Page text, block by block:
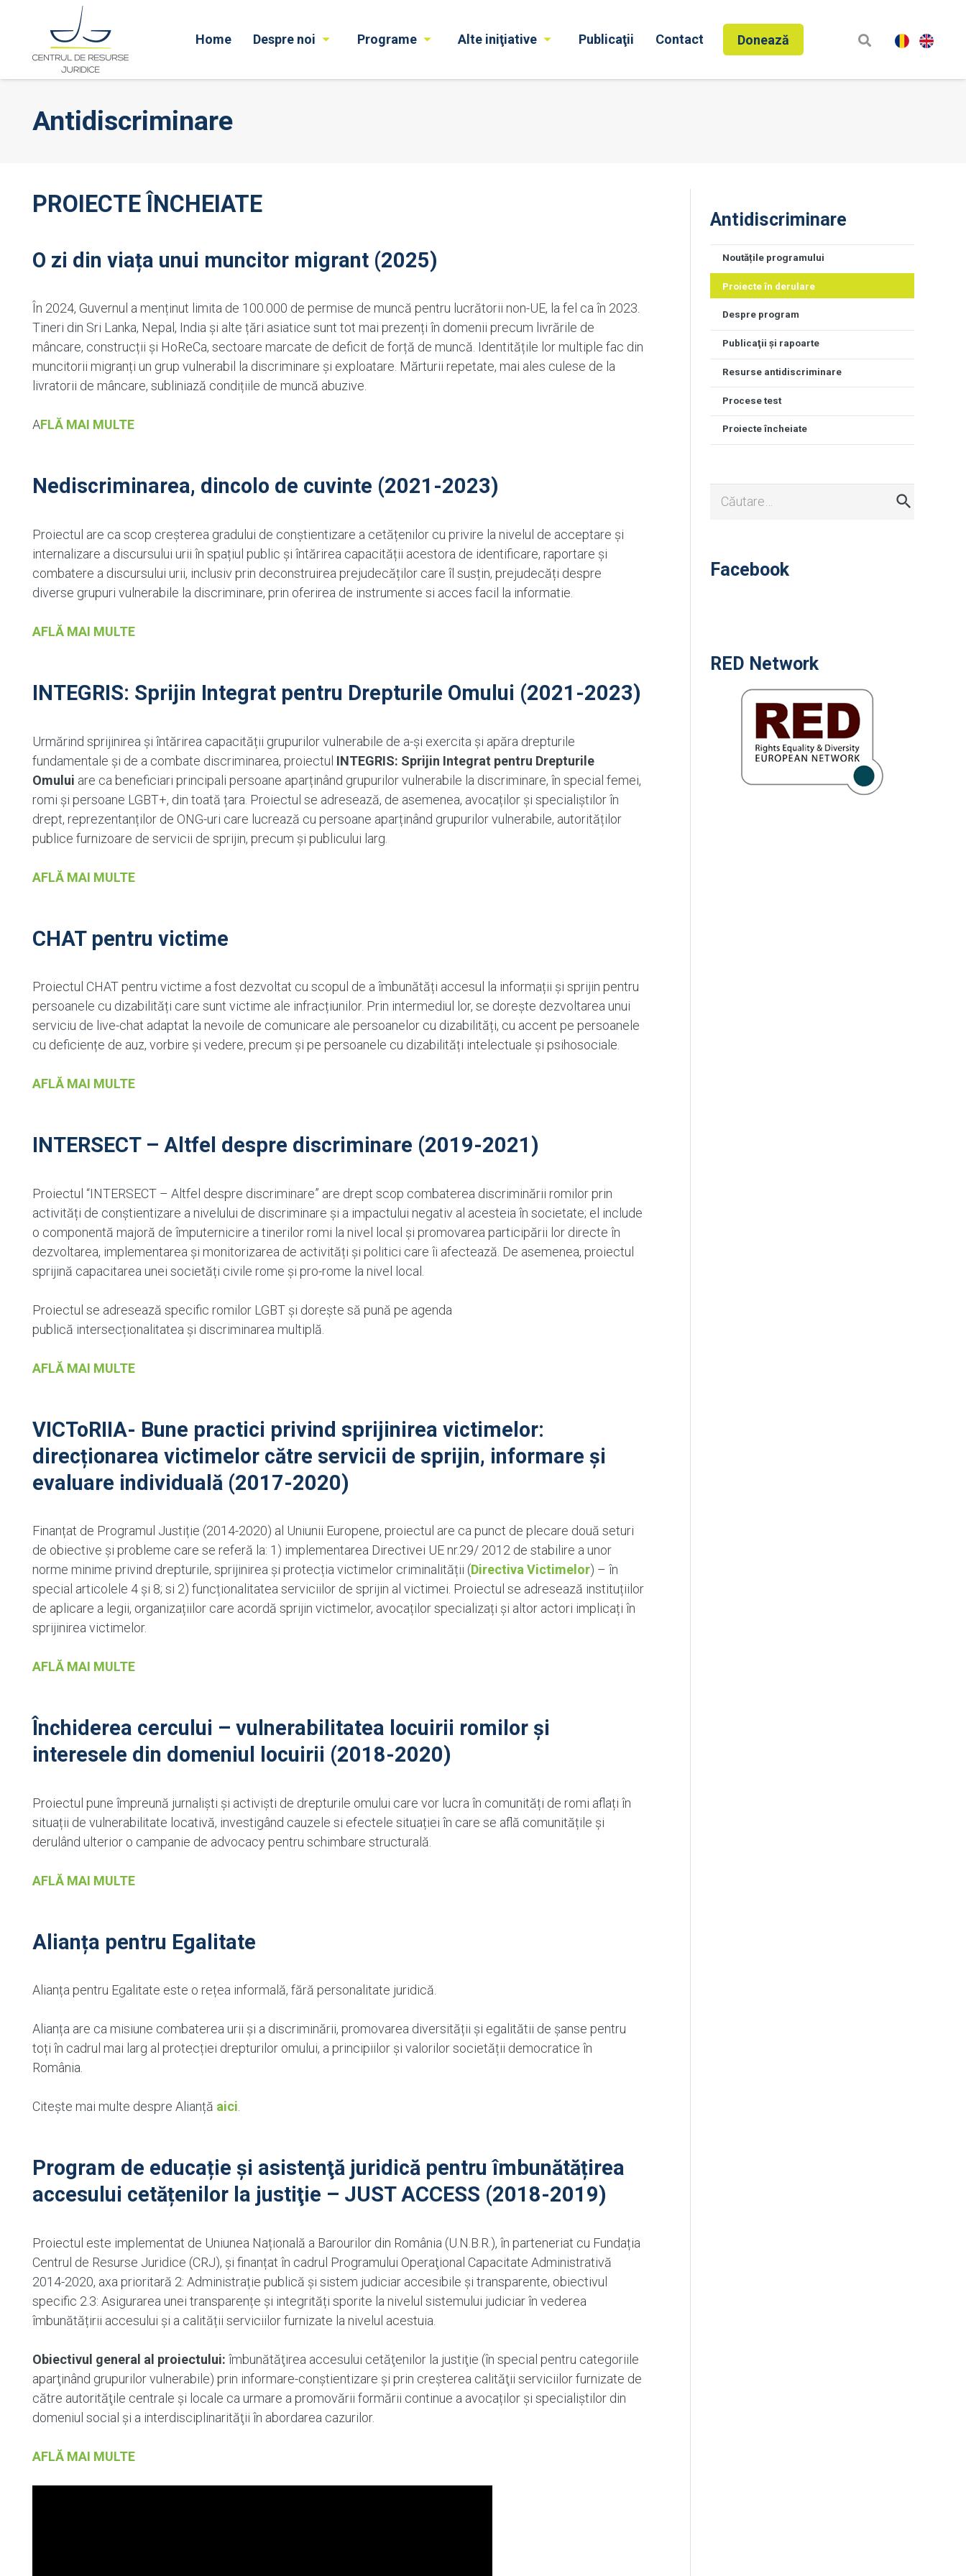
Home Despre noi Programe Alte iniţiative Publicaţii Contact Donează
Antidiscriminare
PROIECTE ÎNCHEIATE
O zi din viața unui muncitor migrant (2025)
În 2024, Guvernul a menținut limita de 100.000 de permise de muncă pentru lucrătorii non-UE, la fel ca în 2023.
Tineri din Sri Lanka, Nepal, India și alte țări asiatice sunt tot mai prezenți în domenii precum livrările de
mâncare, construcții și HoReCa, sectoare marcate de deficit de forță de muncă. Identitățile lor multiple fac din
muncitorii migranți un grup vulnerabil la discriminare și exploatare. Mărturii repetate, mai ales culese de la
livratorii de mâncare, subliniază condițiile de muncă abuzive.
AFLĂ MAI MULTE
Nediscriminarea, dincolo de cuvinte (2021-2023)
Proiectul are ca scop creșterea gradului de conștientizare a cetățenilor cu privire la nivelul de acceptare și
internalizare a discursului urii în spațiul public și întărirea capacității acestora de identificare, raportare și
combatere a discursului urii, inclusiv prin deconstruirea prejudecăților care îl susțin, prejudecăți despre
diverse grupuri vulnerabile la discriminare, prin oferirea de instrumente si acces facil la informatie.
AFLĂ MAI MULTE
INTEGRIS: Sprijin Integrat pentru Drepturile Omului (2021-2023)
Urmărind sprijinirea și întărirea capacității grupurilor vulnerabile de a-și exercita și apăra drepturile
fundamentale și de a combate discriminarea, proiectul INTEGRIS: Sprijin Integrat pentru Drepturile
Omului are ca beneficiari principali persoane aparținând grupurilor vulnerabile la discriminare, în special femei,
romi și persoane LGBT+, din toată țara. Proiectul se adresează, de asemenea, avocaților și specialiștilor în
drept, reprezentanților de ONG-uri care lucrează cu persoane aparținând grupurilor vulnerabile, autorităților
publice furnizoare de servicii de sprijin, precum și publicului larg.
AFLĂ MAI MULTE
CHAT pentru victime
Proiectul CHAT pentru victime a fost dezvoltat cu scopul de a îmbunătăți accesul la informații și sprijin pentru
persoanele cu dizabilități care sunt victime ale infracțiunilor. Prin intermediul lor, se doreşte dezvoltarea unui
serviciu de live-chat adaptat la nevoile de comunicare ale persoanelor cu dizabilități, cu accent pe persoanele
cu deficiențe de auz, vorbire și vedere, precum și pe persoanele cu dizabilități intelectuale și psihosociale.
AFLĂ MAI MULTE
INTERSECT – Altfel despre discriminare (2019-2021)
Proiectul “INTERSECT – Altfel despre discriminare” are drept scop combaterea discriminării romilor prin
activități de conștientizare a nivelului de discriminare și a impactului negativ al acesteia în societate; el include
o componentă majoră de împuternicire a tinerilor romi la nivel local și promovarea participării lor directe în
dezvoltarea, implementarea și monitorizarea de activități și politici care îi afectează. De asemenea, proiectul
sprijină capacitarea unei societăți civile rome și pro-rome la nivel local.
Proiectul se adresează specific romilor LGBT și dorește să pună pe agenda
publică intersecționalitatea și discriminarea multiplă.
AFLĂ MAI MULTE
VICToRIIA- Bune practici privind sprijinirea victimelor:
direcționarea victimelor către servicii de sprijin, informare și
evaluare individuală (2017-2020)
Finanțat de Programul Justiție (2014-2020) al Uniunii Europene, proiectul are ca punct de plecare două seturi
de obiective și probleme care se referă la: 1) implementarea Directivei UE nr.29/ 2012 de stabilire a unor
norme minime privind drepturile, sprijinirea și protecția victimelor criminalității (Directiva Victimelor) – în
special articolele 4 și 8; si 2) funcționalitatea serviciilor de sprijin al victimei. Proiectul se adresează instituțiilor
de aplicare a legii, organizațiilor care acordă sprijin victimelor, avocaților specializați și altor actori implicați în
sprijinirea victimelor.
AFLĂ MAI MULTE
Închiderea cercului – vulnerabilitatea locuirii romilor și
interesele din domeniul locuirii (2018-2020)
Proiectul pune împreună jurnaliști și activiști de drepturile omului care vor lucra în comunități de romi aflați în
situații de vulnerabilitate locativă, investigând cauzele si efectele situației în care se află comunitățile și
derulând ulterior o campanie de advocacy pentru schimbare structurală.
AFLĂ MAI MULTE
Alianța pentru Egalitate
Alianța pentru Egalitate este o rețea informală, fără personalitate juridică.
Alianța are ca misiune combaterea urii și a discriminării, promovarea diversității și egalitătii de șanse pentru
toți în cadrul mai larg al protecției drepturilor omului, a principiilor și valorilor societății democratice în
România.
Citește mai multe despre Alianță aici.
Program de educație şi asistenţă juridică pentru îmbunătățirea
accesului cetățenilor la justiţie – JUST ACCESS (2018-2019)
Proiectul este implementat de Uniunea Națională a Barourilor din România (U.N.B.R.), în parteneriat cu Fundația
Centrul de Resurse Juridice (CRJ), și finanțat în cadrul Programului Operaţional Capacitate Administrativă
2014-2020, axa prioritară 2: Administrație publică și sistem judiciar accesibile și transparente, obiectivul
specific 2.3: Asigurarea unei transparențe și integrități sporite la nivelul sistemului judiciar în vederea
îmbunătățirii accesului și a calității serviciilor furnizate la nivelul acestuia.
Obiectivul general al proiectului: îmbunătăţirea accesului cetăţenilor la justiţie (în special pentru categoriile
aparţinând grupurilor vulnerabile) prin informare-conştientizare şi prin creşterea calităţii serviciilor furnizate de
către autorităţile centrale și locale ca urmare a promovării formării continue a avocaților și specialiștilor din
domeniul social și a interdisciplinarităţii în abordarea cazurilor.
AFLĂ MAI MULTE
Antidiscriminare
Noutățile programului
Proiecte în derulare
Despre program
Publicaţii şi rapoarte
Resurse antidiscriminare
Procese test
Proiecte încheiate
Facebook
RED Network